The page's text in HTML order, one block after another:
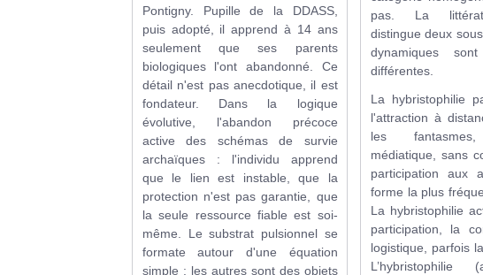
Pontigny. Pupille de la DDASS,
puis adopté, il apprend à 14 ans
seulement que ses parents
biologiques l'ont abandonné. Ce
détail n'est pas anecdotique, il est
fondateur. Dans la logique
évolutive, l'abandon précoce
active des schémas de survie
archaïques : l'individu apprend
que le lien est instable, que la
protection n'est pas garantie, que
la seule ressource fiable est soi-
même. Le substrat pulsionnel se
formate autour d'une équation
simple : les autres sont des objets
pas. La
distingue deux
dynamiques
différentes.
La hybristophilie
l'attraction à
les fantasmes,
médiatique, sans
participation aux
forme la plus
La hybristophilie
participation, la
logistique, parfois
L’hybristophilie